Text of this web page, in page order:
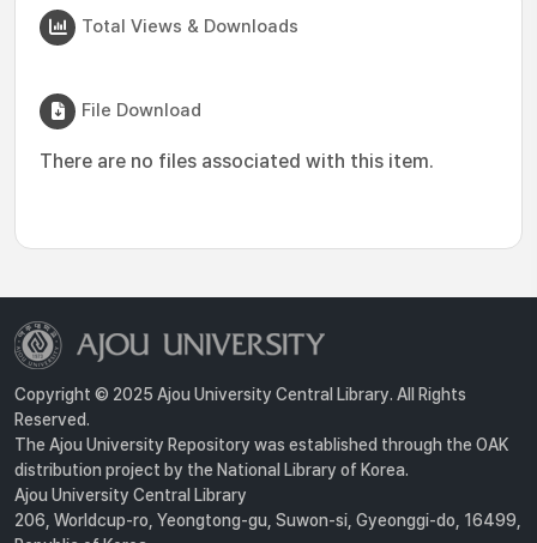
Total Views & Downloads
File Download
There are no files associated with this item.
Copyright © 2025 Ajou University Central Library. All Rights
Reserved.
The Ajou University Repository was established through the OAK
distribution project by the National Library of Korea.
Ajou University Central Library
206, Worldcup-ro, Yeongtong-gu, Suwon-si, Gyeonggi-do, 16499,